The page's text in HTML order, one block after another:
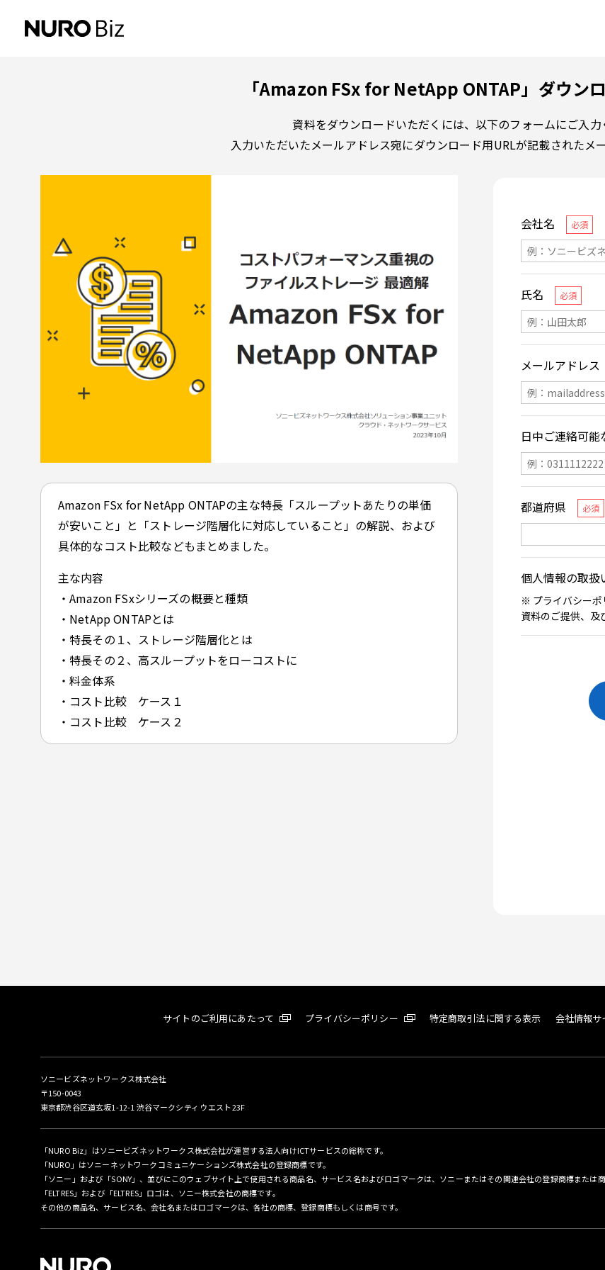
「Amazon FSx for NetApp ONTAP」ダウン
資料をダウンロードいただくには、以下のフォームにご入力
入力いただいたメールアドレス宛にダウンロード用URLが記載されたメ
Amazon FSx for NetApp ONTAPの主な特長「スループットあたりの単価
が安いこと」と「ストレージ階層化に対応していること」の解説、および
具体的なコスト比較などもまとめました。
主な内容
・Amazon FSxシリーズの概要と種類
・NetApp ONTAPとは
・特長その１、ストレージ階層化とは
・特長その２、高スループットをローコストに
・料金体系
・コスト比較 ケース１
・コスト比較 ケース２
サイトのご利用にあたって プライバシーポリシー 特定商取引法に関する表示 会社情報サ
ソニービズネットワークス株式会社
〒150-0043
東京都渋谷区道玄坂1-12-1 渋谷マークシティ ウエスト23F
「NURO Biz」はソニービズネットワークス株式会社が運営する法人向けICTサービスの総称です。
「NURO」はソニーネットワークコミュニケーションズ株式会社の登録商標です。
「ソニー」および「SONY」、並びにこのウェブサイト上で使用される商品名、サービス名およびロゴマークは、ソニーまたはその関連会社の登録商標または商
「ELTRES」および「ELTRES」ロゴは、ソニー株式会社の商標です。
その他の商品名、サービス名、会社名またはロゴマークは、各社の商標、登録商標もしくは商号です。